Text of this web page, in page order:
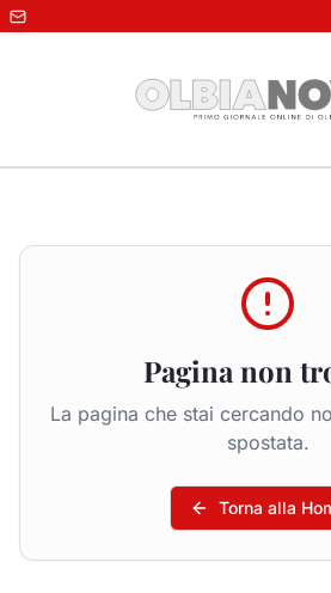
Pagina non
La pagina che stai cercando
spostata.
Torna alla